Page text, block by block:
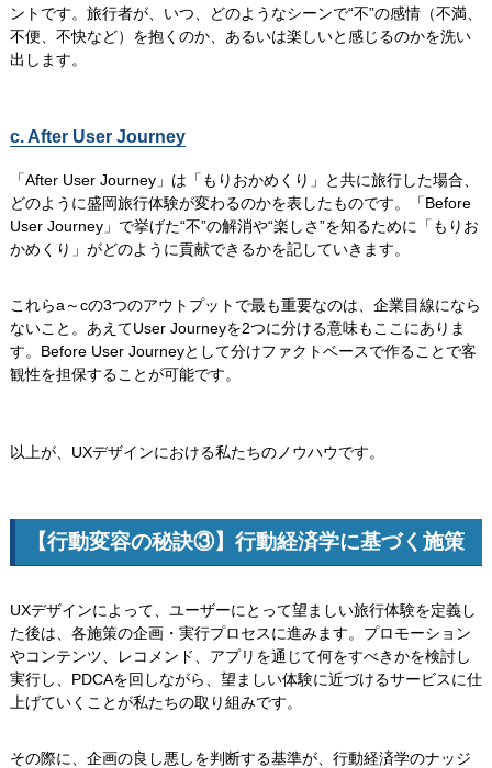
ントです。旅行者が、いつ、どのようなシーンで“不”の感情（不満、
不便、不快など）を抱くのか、あるいは楽しいと感じるのかを洗い
出します。
c. After User Journey
「After User Journey」は「もりおかめくり」と共に旅行した場合、
どのように盛岡旅行体験が変わるのかを表したものです。「Before
User Journey」で挙げた“不”の解消や“楽しさ”を知るために「もりお
かめくり」がどのように貢献できるかを記していきます。
これらa～cの3つのアウトプットで最も重要なのは、企業目線になら
ないこと。あえてUser Journeyを2つに分ける意味もここにありま
す。Before User Journeyとして分けファクトベースで作ることで客
観性を担保することが可能です。
以上が、UXデザインにおける私たちのノウハウです。
【行動変容の秘訣③】行動経済学に基づく施策
UXデザインによって、ユーザーにとって望ましい旅行体験を定義し
た後は、各施策の企画・実行プロセスに進みます。プロモーション
やコンテンツ、レコメンド、アプリを通じて何をすべきかを検討し
実行し、PDCAを回しながら、望ましい体験に近づけるサービスに仕
上げていくことが私たちの取り組みです。
その際に、企画の良し悪しを判断する基準が、行動経済学のナッジ